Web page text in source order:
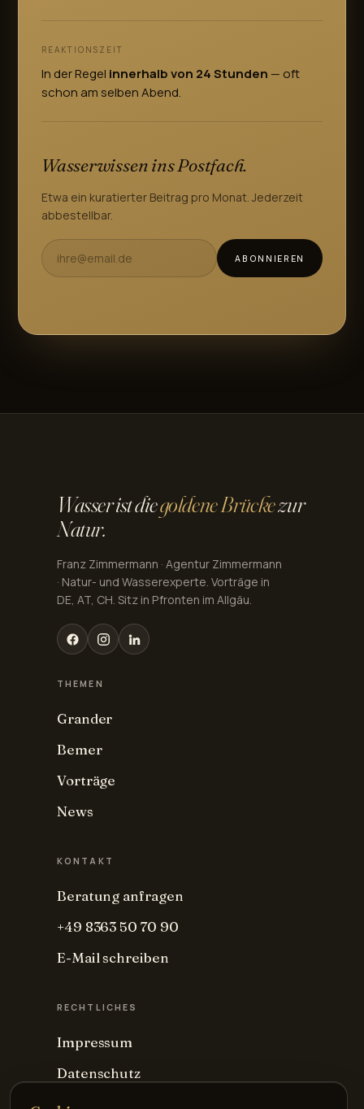
REAKTIONSZEIT
In der Regel innerhalb von 24 Stunden — oft
schon am selben Abend.
Wasserwissen ins Postfach.
Etwa ein kuratierter Beitrag pro Monat. Jederzeit
abbestellbar.
ABONNIEREN
Wasser ist diegoldene Brückezur
Natur.
Franz Zimmermann · Agentur Zimmermann
· Natur- und Wasserexperte. Vorträge in
DE, AT, CH. Sitz in Pfronten im Allgäu.
THEMEN
Grander
Bemer
Vorträge
News
KONTAKT
Beratung anfragen
+49 8363 50 70 90
E-Mail schreiben
RECHTLICHES
Impressum
Datenschutz